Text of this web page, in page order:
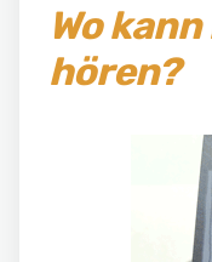
Wo
hören?